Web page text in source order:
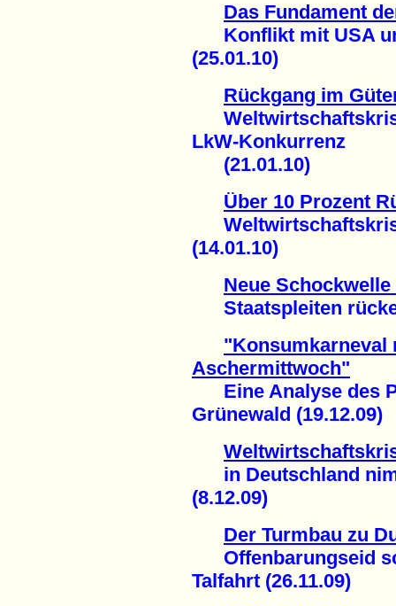
Das Fundament
Konflikt mit USA
(25.01.10)
Rückgang im
LkW-Konkurrenz
(21.01.10)
Über 10 Prozent
(14.01.10)
Neue
Staatspleiten
"Konsumkarneval
Aschermittwoch"
Eine Analyse des
Grünewald (19.12.09)
in Deutschland
(8.12.09)
Der Turmbau zu
Offenbarungseid
Talfahrt (26.11.09)